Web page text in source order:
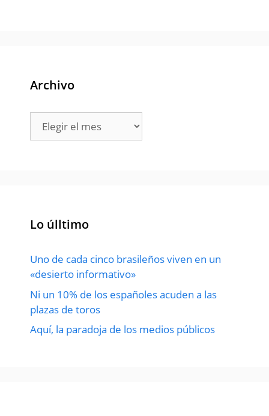
Archivo
Archivo
Lo úlltimo
Uno de cada cinco brasileños viven en un
«desierto informativo»
Ni un 10% de los españoles acuden a las
plazas de toros
Aquí, la paradoja de los medios públicos